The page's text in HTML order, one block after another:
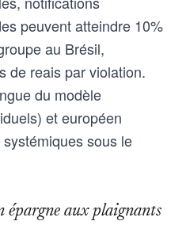
peuvent atteindre 10%
au Brésil,
de reais par violation.
du modèle
et européen
sous le
épargne aux plaignants